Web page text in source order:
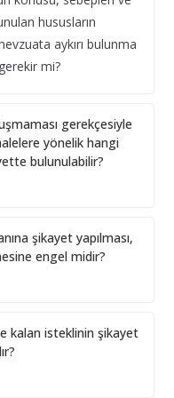
istenecek belgeleri
kim sunmalı ?
belgeler
çalışacak
hususların
aykırı bulunma
mi?
gerekçesiyle
yönelik hangi
bulunulabilir?
şikayet yapılması,
engel midir?
kalan isteklinin şikayet